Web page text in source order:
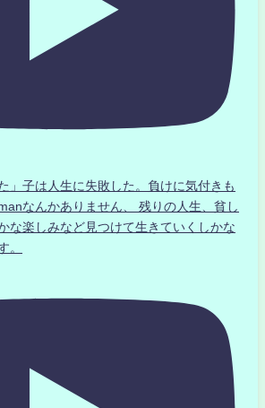
」子は人生に失敗した。負けに気付きも
なんかありません、 残りの人生、貧し
な楽しみなど見つけて生きていくしかな
。